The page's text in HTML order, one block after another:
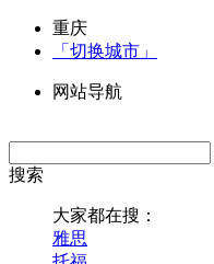
重庆
「切换城市」
网站导航
搜索
大家都在搜：
雅思